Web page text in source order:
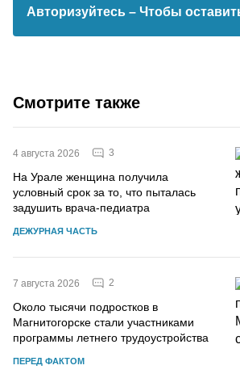
Авторизуйтесь – Чтобы
Смотрите также
4 августа 2026 3
На Урале женщина получила
условный срок за то, что пыталась
задушить врача-педиатра
ДЕЖУРНАЯ ЧАСТЬ
7 августа 2026 2
Около тысячи подростков в
Магнитогорске стали участниками
программы летнего трудоустройства
ПЕРЕД ФАКТОМ